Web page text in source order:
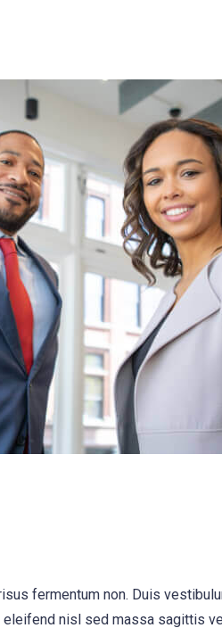
fermentum non. Duis
eleifend nisl sed massa sagittis